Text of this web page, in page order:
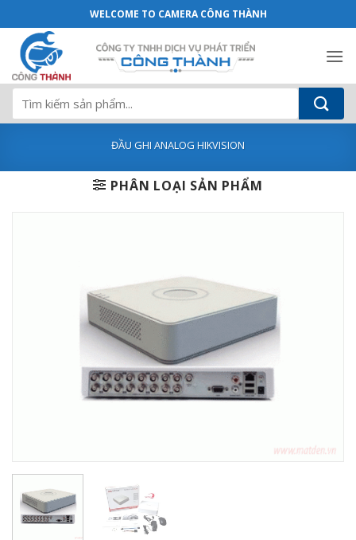
qua
dung
Đầu ghi 16 kênh Hikvision DS-
WELCOME TO CAMERA CÔNG THÀNH
Tìm
kiếm:
ĐẦU GHI ANALOG HIKVISION
PHÂN LOẠI SẢN PHẨM